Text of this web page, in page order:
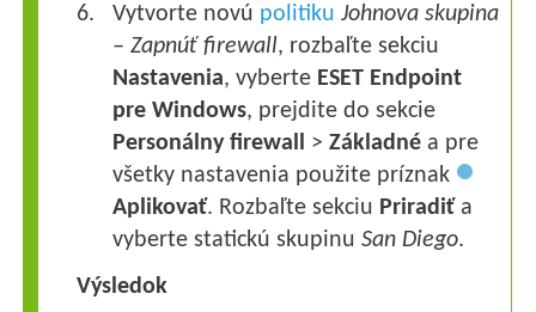
Vytvorte novú politiku Johnova skupina
– Zapnúť firewall, rozbaľte sekciu
Nastavenia, vyberte ESET Endpoint
pre Windows, prejdite do sekcie
Personálny firewall >Základné a pre
všetky nastavenia použite príznak
Aplikovať. Rozbaľte sekciu Priradiť a
vyberte statickú skupinuSan Diego.
Výsledok